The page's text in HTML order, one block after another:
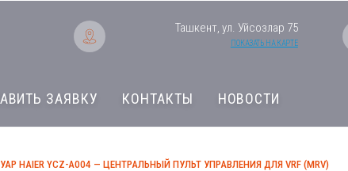
Ташкент, ул. Уйсозлар 75
ПОКАЗАТЬ НА КАРТЕ
ЗАЯВКУ КОНТАКТЫ НОВОСТИ
HAIER YCZ-A004 — ЦЕНТРАЛЬНЫЙ ПУЛЬТ УПРАВЛЕНИЯ ДЛЯ VRF (MRV)